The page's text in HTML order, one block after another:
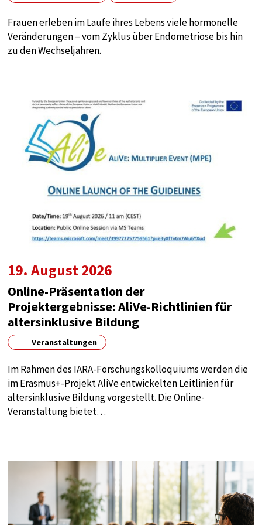
Frauen erleben im Laufe ihres Lebens viele hormonelle
Veränderungen – vom Zyklus über Endometriose bis hin
zu den Wechseljahren.
19. August 2026
Online-Präsentation der
Projektergebnisse: AliVe-Richtlinien für
altersinklusive Bildung
Veranstaltungen
Im Rahmen des IARA-Forschungskolloquiums werden die
im Erasmus+-Projekt AliVe entwickelten Leitlinien für
altersinklusive Bildung vorgestellt. Die Online-
Veranstaltung bietet…
Anbieter:
Google
Zweck:
tag manager
EXTERNE MEDIEN
Notwendig, um Inhalte von externen Medien-
Plattformen anzuzeigen.
Externe Medien
Name:
google
Google
Zweck:
google maps
Cookie Laufzeit:
1 year